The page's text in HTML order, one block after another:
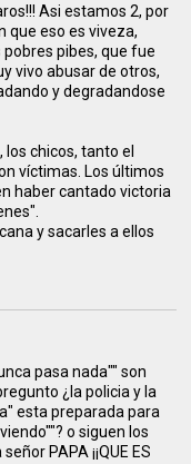
Asi estamos 2, por
que eso es viveza,
pibes, que fue
vivo abusar de otros,
y degradandose
chicos, tanto el
víctimas. Los últimos
haber cantado victoria
y sacarles a ellos
pasa nada"" son
¿la policia y la
esta preparada para
o siguen los
PAPA ¡¡QUE ES